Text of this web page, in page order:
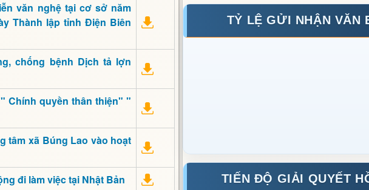
văn nghệ tại cơ sở năm
Thành lập tỉnh Điện Biên
chống bệnh Dịch tả lợn
Chính quyền thân thiện" "
tâm xã Búng Lao vào hoạt
đi làm việc tại Nhật Bản
TỶ LỆ GỬI NHẬN VĂN
TIẾN ĐỘ GIẢI QUYẾT